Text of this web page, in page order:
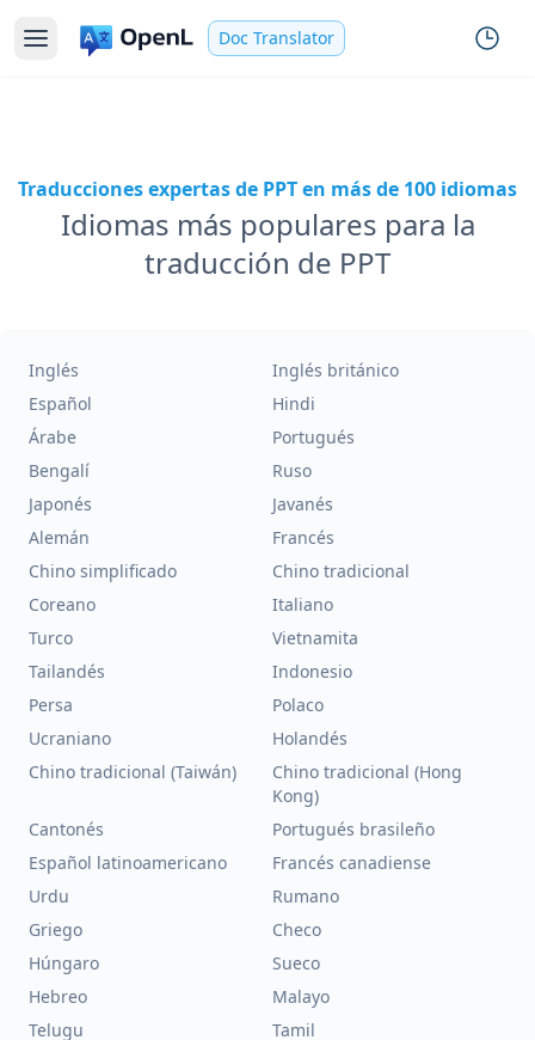
Doc Translator
Traducciones expertas de PPT en más de 100 idiomas
Idiomas más populares para la
traducción de PPT
Inglés
Inglés británico
Español
Hindi
Árabe
Portugués
Bengalí
Ruso
Japonés
Javanés
Alemán
Francés
Chino simplificado
Chino tradicional
Coreano
Italiano
Turco
Vietnamita
Tailandés
Indonesio
Persa
Polaco
Ucraniano
Holandés
Chino tradicional (Taiwán)
Chino tradicional (Hong
Kong)
Cantonés
Portugués brasileño
Español latinoamericano
Francés canadiense
Urdu
Rumano
Griego
Checo
Húngaro
Sueco
Hebreo
Malayo
Telugu
Tamil